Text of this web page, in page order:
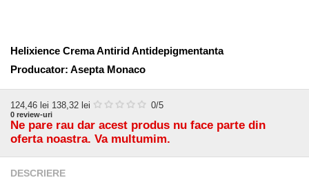
Helixience Crema Antirid Antidepigmentanta
Producator: Asepta Monaco
124,46 lei 138,32 lei 0/5
0 review-uri
Ne pare rau dar acest produs nu face parte din
oferta noastra. Va multumim.
DESCRIERE